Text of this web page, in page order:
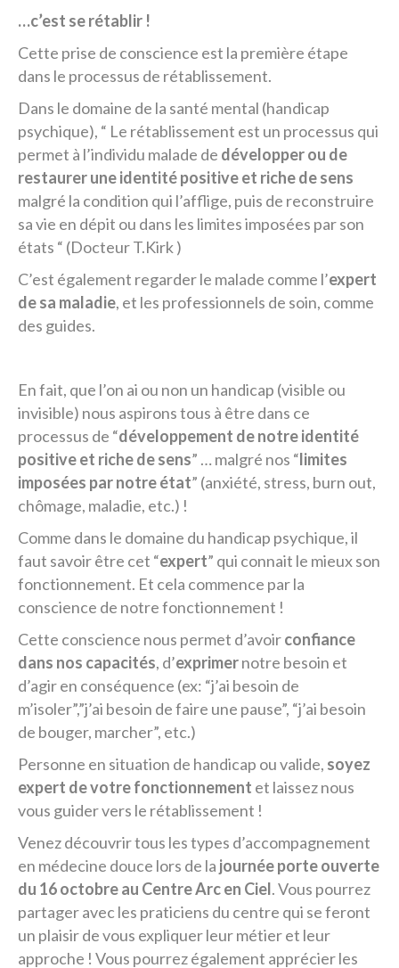
…c’est se rétablir !
Cette prise de conscience est la première étape
dans le processus de rétablissement.
Dans le domaine de la santé mental (handicap
psychique), “ Le rétablissement est un processus qui
permet à l’individu malade de développer ou de
restaurer une identité positive et riche de sens
malgré la condition qui l’afflige, puis de reconstruire
sa vie en dépit ou dans les limites imposées par son
états “ (Docteur T.Kirk )
C’est également regarder le malade comme l’expert
de sa maladie, et les professionnels de soin, comme
des guides.
En fait, que l’on ai ou non un handicap (visible ou
invisible) nous aspirons tous à être dans ce
processus de “développement de notre identité
positive et riche de sens” … malgré nos “limites
imposées par notre état” (anxiété, stress, burn out,
chômage, maladie, etc.) !
Comme dans le domaine du handicap psychique, il
faut savoir être cet “expert” qui connait le mieux son
fonctionnement. Et cela commence par la
conscience de notre fonctionnement !
Cette conscience nous permet d’avoirconfiance
dans nos capacités, d’exprimernotre besoin et
d’agir en conséquence (ex: “j’ai besoin de
m’isoler”,”j’ai besoin de faire une pause”, “j’ai besoin
de bouger, marcher”, etc.)
Personne en situation de handicap ou valide, soyez
expert de votre fonctionnement et laissez nous
vous guider vers le rétablissement !
Venez découvrir tous les types d’accompagnement
en médecine douce lors de la journée porte ouverte
du 16 octobre au Centre Arc en Ciel. Vous pourrez
partager avec les praticiens du centre qui se feront
un plaisir de vous expliquer leur métier et leur
approche ! Vous pourrez également apprécier les